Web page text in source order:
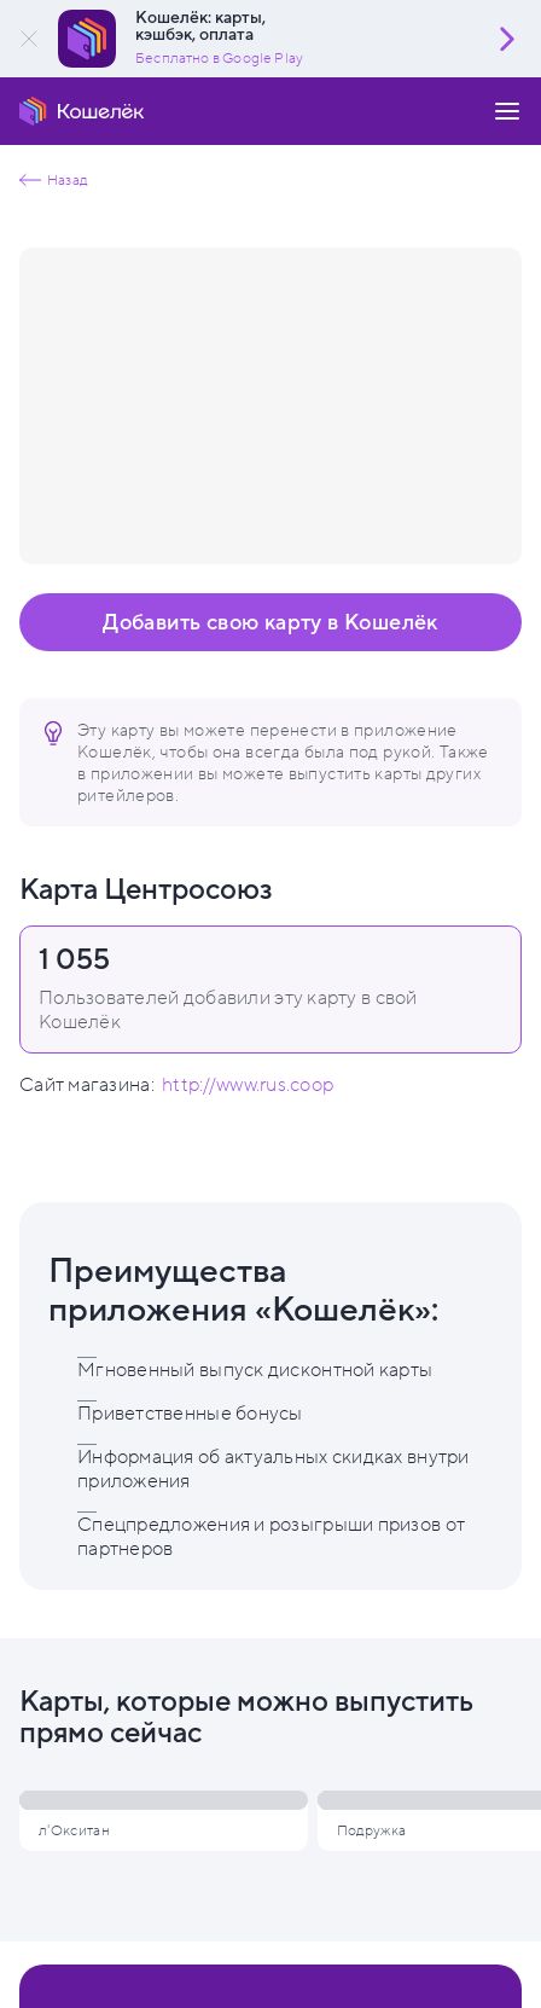
Кошелёк: карты,
кэшбэк, оплата
Бесплатно в Google Play
Назад
Эту карту вы можете перенести в приложение
Кошелёк, чтобы она всегда была под рукой. Также
в приложении вы можете выпустить карты других
ритейлеров.
Добавить свою карту в Кошелёк
Карта Центросоюз
1 055
Пользователей добавили эту карту в свой
Кошелёк
Сайт магазина: http://www.rus.coop
Преимущества
приложения «Кошелёк»:
Мгновенный выпуск дисконтной карты
Приветственные бонусы
Информация об актуальных скидках внутри
приложения
Спецпредложения и розыгрыши призов от
партнеров
Карты, которые можно выпустить
прямо сейчас
л'Окситан Подружка